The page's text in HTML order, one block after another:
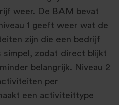
weer. De BAM bevat
1 geeft weer wat de
zijn die een bedrijf
simpel, zodat direct blijkt
belangrijk. Niveau 2
per
een activiteittype